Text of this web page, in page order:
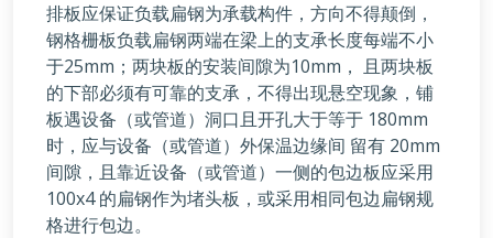
排板应保证负载扁钢为承载构件，方向不得颠倒，
钢格栅板负载扁钢两端在梁上的支承长度每端不小
于25mm；两块板的安装间隙为10mm， 且两块板
的下部必须有可靠的支承，不得出现悬空现象，铺
板遇设备（或管道）洞口且开孔大于等于 180mm
时，应与设备（或管道）外保温边缘间 留有 20mm
间隙，且靠近设备（或管道）一侧的包边板应采用
100x4 的扁钢作为堵头板，或采用相同包边扁钢规
格进行包边。